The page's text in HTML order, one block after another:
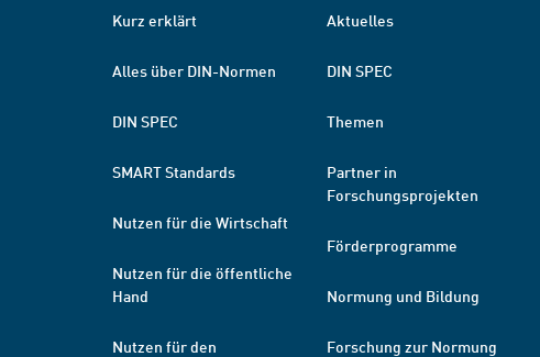
Kurz erklärt
Alles über DIN-Normen
DIN SPEC
SMART Standards
Nutzen für die Wirtschaft
Nutzen für die öffentliche
Hand
Nutzen für den
Aktuelles
DIN SPEC
Themen
Partner in
Forschungsprojekten
Förderprogramme
Normung und Bildung
Forschung zur Normung